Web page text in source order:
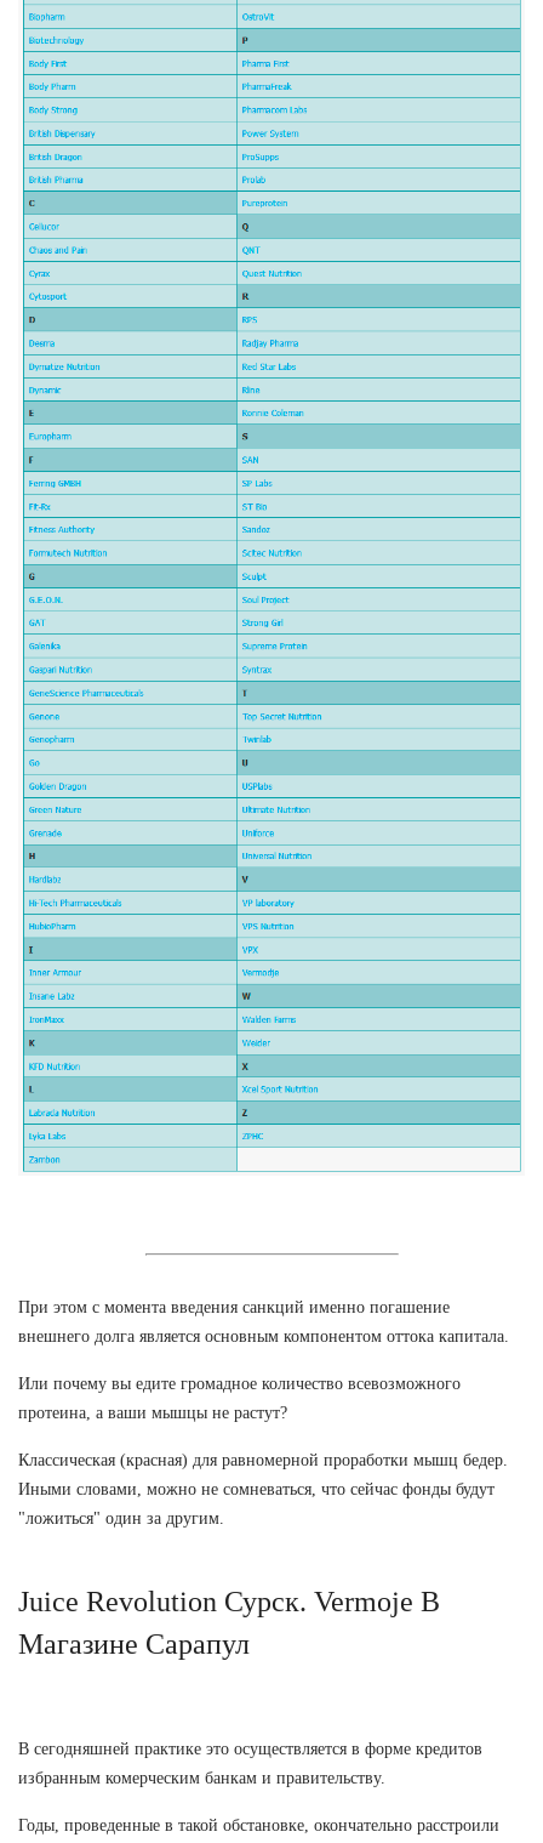
При этом с момента введения санкций именно погашение
внешнего долга является основным компонентом оттока капитала.
Или почему вы едите громадное количество всевозможного
протеина, а ваши мышцы не растут?
Классическая (красная) для равномерной проработки мышц бедер.
Иными словами, можно не сомневаться, что сейчас фонды будут
"ложиться" один за другим.
Juice Revolution Сурск. Vermoje В
Магазине Сарапул
В сегодняшней практике это осуществляется в форме кредитов
избранным комерческим банкам и правительству.
Годы, проведенные в такой обстановке, окончательно расстроили